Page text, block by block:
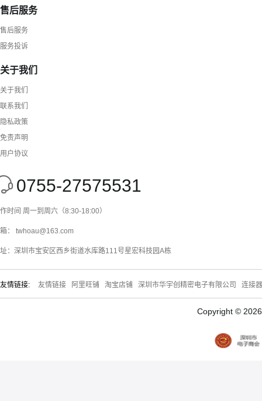
售后服务
售后服务
服务投诉
关于我们
关于我们
联系我们
隐私政策
免责声明
用户协议
0755-27575531
时间 周一到周六（8:30-18:00）
： twhoau@163.com
：深圳市宝安区西乡街道水库路111号星宏科技园A栋
友情链接: 友情链接 阿里旺铺 淘宝店铺 深圳市华宇创精密电子有限公司 连接
Copyright ©